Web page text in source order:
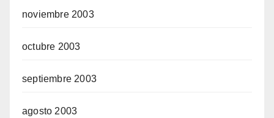
noviembre 2003
octubre 2003
septiembre 2003
agosto 2003